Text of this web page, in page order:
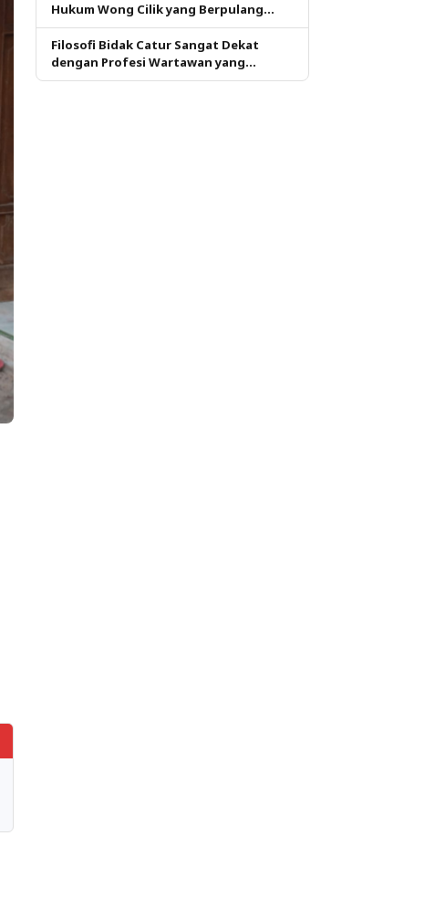
Hukum Wong Cilik yang Berpulang
dalam Ketulusan
Filosofi Bidak Catur Sangat Dekat
dengan Profesi Wartawan yang
Dituntut Berpikir Kritis